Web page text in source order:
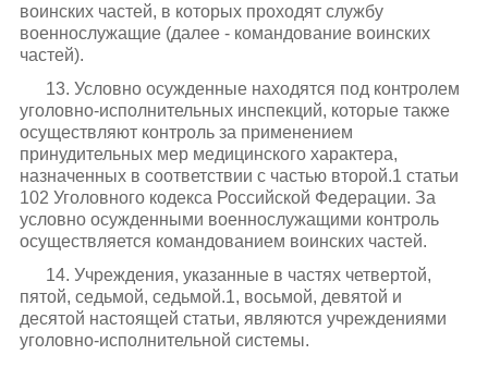
воинских частей, в которых проходят службу
военнослужащие (далее - командование воинских
частей).
13. Условно осужденные находятся под контролем
уголовно-исполнительных инспекций, которые также
осуществляют контроль за применением
принудительных мер медицинского характера,
назначенных в соответствии с частью второй.1 статьи
102 Уголовного кодекса Российской Федерации. За
условно осужденными военнослужащими контроль
осуществляется командованием воинских частей.
14. Учреждения, указанные в частях четвертой,
пятой, седьмой, седьмой.1, восьмой, девятой и
десятой настоящей статьи, являются учреждениями
уголовно-исполнительной системы.